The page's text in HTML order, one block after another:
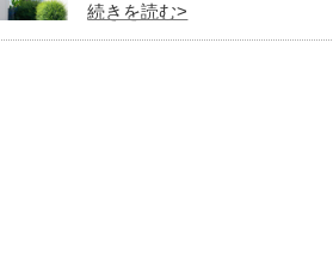
マイホームをお持ちだと、メ
目安としては、築10年ごろが
続きを読む>